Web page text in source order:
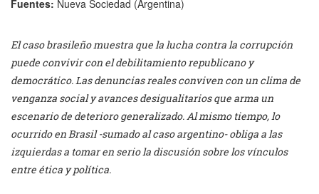
Fuentes: Nueva Sociedad (Argentina)
El caso brasileño muestra que la lucha contra la corrupción
puede convivir con el debilitamiento republicano y
democrático. Las denuncias reales conviven con un clima de
venganza social y avances desigualitarios que arma un
escenario de deterioro generalizado. Al mismo tiempo, lo
ocurrido en Brasil -sumado al caso argentino- obliga a las
izquierdas a tomar en serio la discusión sobre los vínculos
entre ética y política.